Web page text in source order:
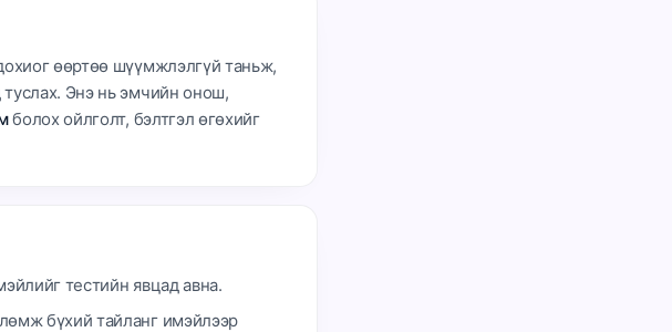
өөртөө шүүмжлэлгүй таньж,
Энэ нь эмчийн онош,
болох ойлголт, бэлтгэл өгөхийг
тестийн явцад авна.
бүхий тайланг имэйлээр